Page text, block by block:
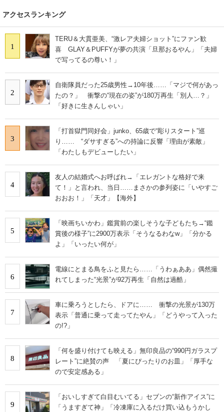
アクセスランキング
1
TERU＆大貫亜美、“激レア夫婦ショット”にファン歓
喜 GLAY＆PUFFYが夢の共演「旦那おるやん」「夫婦
で写ってるの尊い！」
2
自衛隊員だった25歳男性→10年後……「マジで何があっ
たの？」 衝撃の“現在の姿”が180万再生「別人…？」
「好きに生きんしゃい」
3
「打首獄門同好会」junko、65歳で“彫りスタート”巡
り…… “ダサすぎる”への持論に反響「理由が素敵」
「わたしもデビューしたい」
4
友人の結婚式へお呼ばれ→「エレガントな格好で来
て！」と言われ、当日……まさかの参列姿に「いやすご
おおお！」「天才」【海外】
5
「映画ちいかわ」鑑賞前の楽しそうな子どもたち→“鑑
賞後の様子”に2900万表示「そうなるわなw」「分かる
よ」「いったい何が」
6
電線にとまる鳥をふと見たら……「うわぁああ」偶然撮
れてしまった“光景”が92万再生「自然は過酷」
7
車に乗ろうとしたら、ドアに…… 衝撃の光景が130万
表示「普通に乗って走ってたやん」「どうやって入った
の!?」
8
「何を盛り付けても映える」無印良品の“990円ガラスプ
レート”に絶賛の声 「夏にぴったりのお皿」「厚手な
ので安定感ある」
9
「おいしすぎて白目むいてる」セブンの“新作アイス”に
「うますぎて神」「冷凍庫に入るだけ買い込もうかし